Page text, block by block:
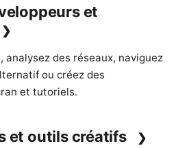
et
, analysez des réseaux, naviguez
ou créez des
et tutoriels.
et outils créatifs